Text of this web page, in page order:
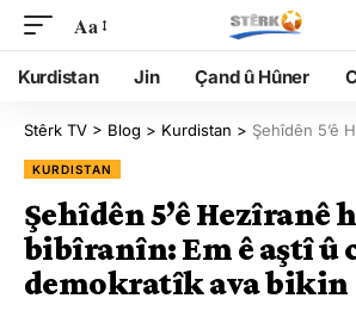
Aa
Kurdistan Jin Çand û Hûner
Stêrk TV > Blog > Kurdistan > Şehîdên 5’ê Hezîranê hatin
KURDISTAN
Şehîdên 5’ê Hezîranê
bibîranîn: Em ê aştî û
demokratîk ava bikin